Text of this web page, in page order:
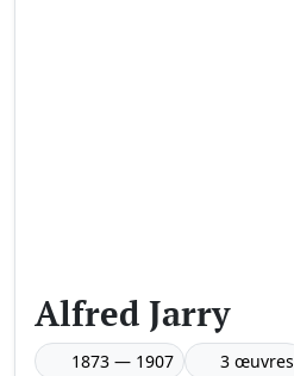
Alfred Jarry
1873 — 1907 3 œuvres